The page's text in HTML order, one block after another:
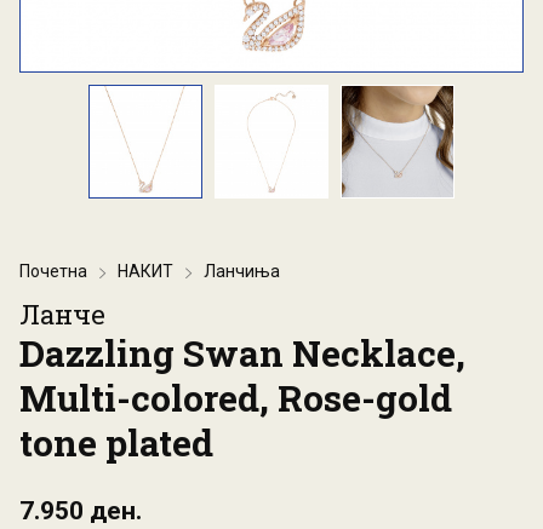
Почетна НАКИТ Ланчиња
Ланче
Dazzling Swan Necklace,
Multi-colored, Rose-gold
tone plated
7.950 ден.